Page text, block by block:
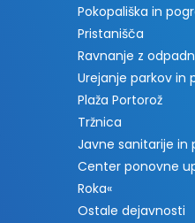
Pokopališka in
Pristanišča
Ravnanje z
Urejanje parkov in
Plaža Portorož
Tržnica
Javne sanitarije in
Center ponovne
Roka«
Ostale dejavnosti